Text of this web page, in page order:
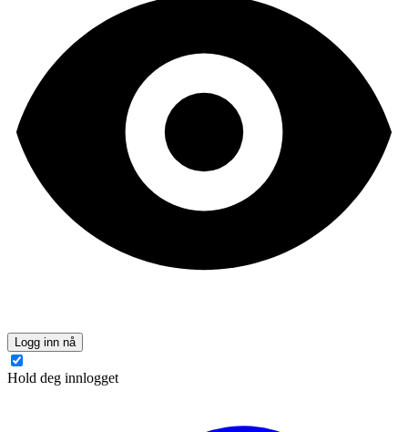
Logg inn nå
Hold deg innlogget